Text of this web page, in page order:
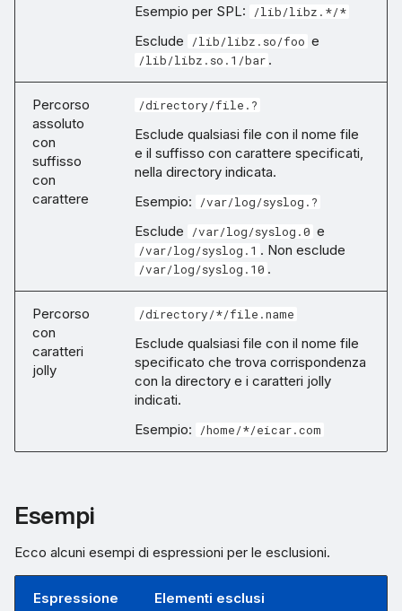
Esempio per SPL: /lib/libz.*/*
Esclude /lib/libz.so/foo e
/lib/libz.so.1/bar .
Percorso
assoluto
con
suffisso
con
carattere
/directory/file.?
Esclude qualsiasi file con il nome file
e il suffisso con carattere specificati,
nella directory indicata.
Esempio:
/var/log/syslog.?
Esclude /var/log/syslog.0 e
/var/log/syslog.1 . Non esclude
/var/log/syslog.10 .
Percorso
con
caratteri
jolly
/directory/*/file.name
Esclude qualsiasi file con il nome file
specificato che trova corrispondenza
con la directory e i caratteri jolly
indicati.
Esempio:
/home/*/eicar.com
Esempi
Ecco alcuni esempi di espressioni per le esclusioni.
Espressione Elementi esclusi